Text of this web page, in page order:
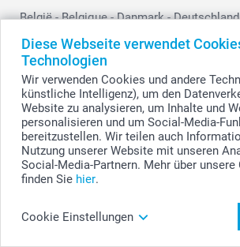
Diese Webseite verwendet
Technologien
Wir verwenden Cookies und andere
künstliche Intelligenz), um den
Website zu analysieren, um Inhalte und
personalisieren und um Social-Media-
bereitzustellen. Wir teilen auch
Nutzung unserer Website mit unseren
Social-Media-Partnern. Mehr über unsere
finden Sie hier.
Cookie Einstellungen
België - Belgique - Danmark - Deutschland
- Nederland - Norge - Österreich -
Switzerland - Suomi
Other Countries
Alle Preise verstehen sich in EURO (€) inkl. MwSt.